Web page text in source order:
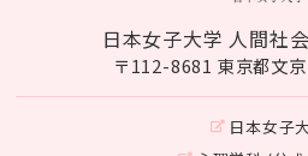
日本女子大学 人間社
〒112-8681 東京都文
日本女子